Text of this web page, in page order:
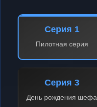
Серия 1
Пилотная серия
Серия 3
День рождения шефа